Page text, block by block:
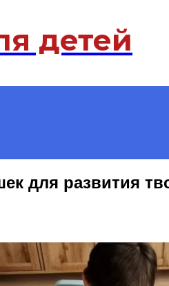
детей
для развития